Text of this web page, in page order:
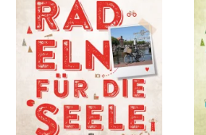
Südholland. Radeln
für die Seele
mehr Infos …